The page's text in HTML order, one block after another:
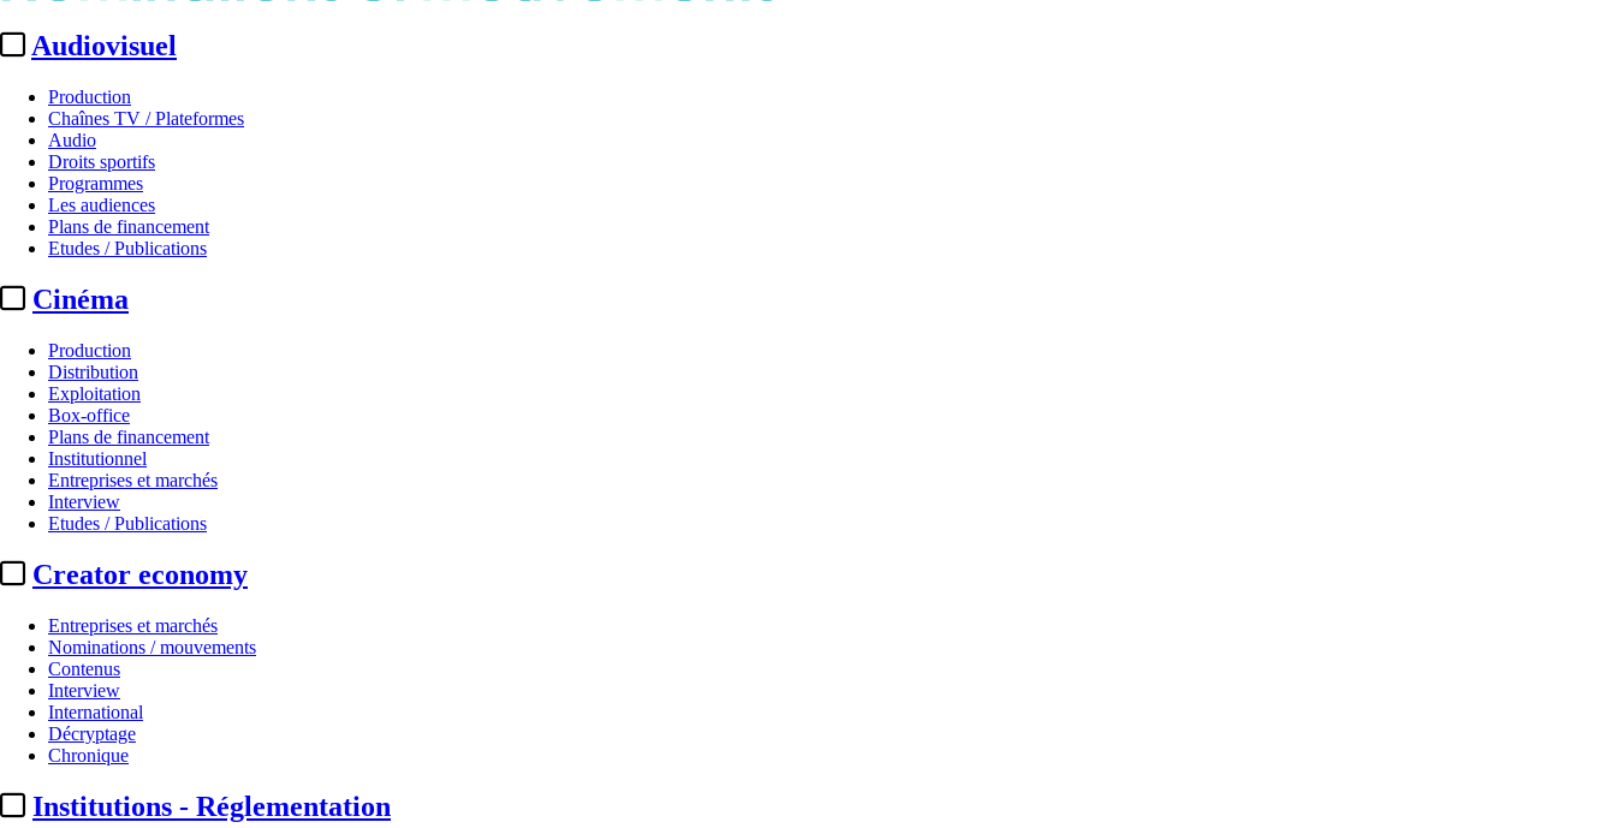
Audiovisuel
Production
Chaînes TV / Plateformes
Audio
Droits sportifs
Programmes
Les audiences
Plans de financement
Etudes / Publications
Cinéma
Production
Distribution
Exploitation
Box-office
Plans de financement
Institutionnel
Entreprises et marchés
Interview
Etudes / Publications
Creator economy
Entreprises et marchés
Nominations / mouvements
Contenus
Interview
International
Décryptage
Chronique
Institutions - Réglementation